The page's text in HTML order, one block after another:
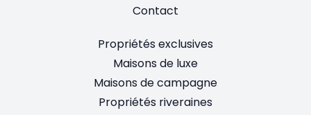
Contact
Propriétés exclusives
Maisons de luxe
Maisons de campagne
Propriétés riveraines